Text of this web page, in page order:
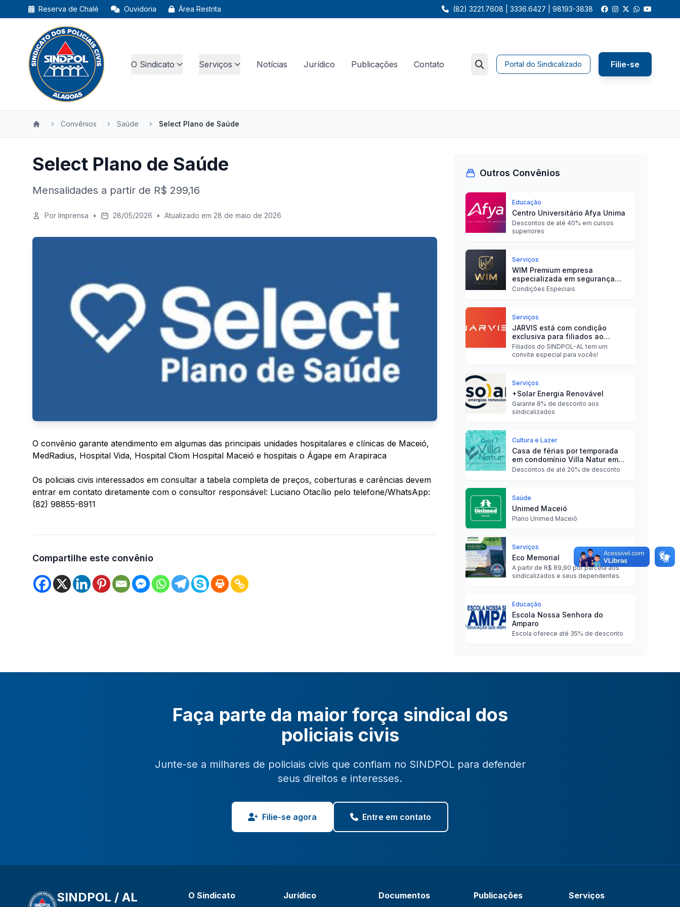
Reserva de Chalé Ouvidoria Área Restrita (82) 3221.7608 | 3336.6427 | 98193-3838
O Sindicato Serviços Notícias Jurídico Publicações Contato Portal do Sindicalizado Filie-se
Convênios Saúde Select Plano de Saúde
Select Plano de Saúde
Mensalidades a partir de R$ 299,16
Por Imprensa • 28/05/2026 • Atualizado em 28 de maio de 2026
O convênio garante atendimento em algumas das principais unidades hospitalares e clínicas de Maceió,
MedRadius, Hospital Vida, Hospital Cliom Hospital Maceió e hospitais o Ágape em Arapiraca
Os policiais civis interessados em consultar a tabela completa de preços, coberturas e carências devem
entrar em contato diretamente com o consultor responsável: Luciano Otacílio pelo telefone/WhatsApp:
(82) 98855-8911
Compartilhe este convênio
Outros Convênios
Educação
Centro Universitário Afya Unima
Descontos de até 40% em cursos
superiores
Serviços
WIM Premium empresa
especializada em segurança
eletrônica residencial e
Condições Especiais
Serviços
JARVIS está com condição
exclusiva para filiados ao
Sindpol com a Construtora
Telesil
Filiados do SINDPOL-AL tem um
convite especial para vocês!
Serviços
+Solar Energia Renovável
Garante 8% de desconto aos
sindicalizados
Cultura e Lazer
Casa de férias por temporada
em condomínio Villa Natur em
São Miguel dos Milagres
Descontos de até 20% de desconto
Saúde
Unimed Maceió
Plano Unimed Maceió
Serviços
Eco Memorial
A partir de R$ 89,90 por parcela aos
sindicalizados e seus dependentes.
Educação
Escola Nossa Senhora do
Amparo
Escola oferece até 35% de desconto
Faça parte da maior força sindical dos
policiais civis
Junte-se a milhares de policiais civis que confiam no SINDPOL para defender
seus direitos e interesses.
Filie-se agora Entre em contato
SINDPOL / AL O Sindicato Jurídico Documentos Publicações Serviços